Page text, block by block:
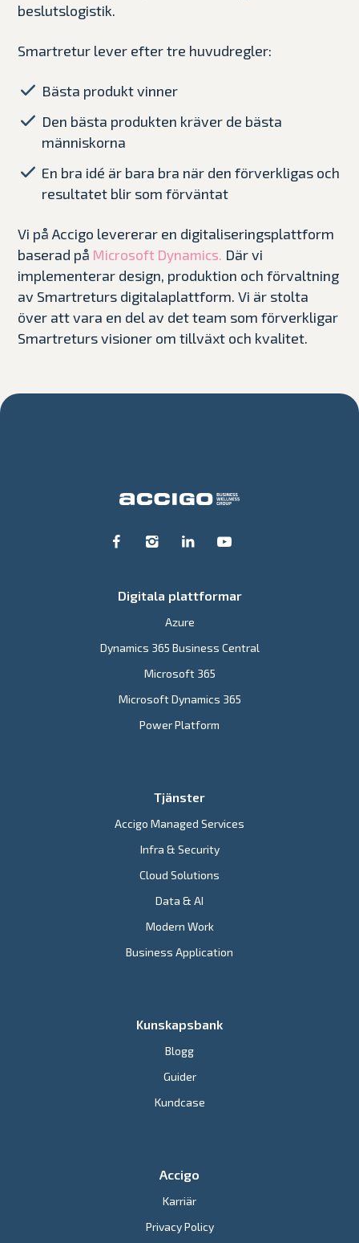
beslutslogistik.
Smartretur lever efter tre huvudregler:
Bästa produkt vinner
Den bästa produkten kräver de bästa
människorna
En bra idé är bara bra när den förverkligas och
resultatet blir som förväntat
Vi på Accigo levererar en digitaliseringsplattform
baserad på Microsoft Dynamics. Där vi
implementerar design, produktion och förvaltning
av Smartreturs digitalaplattform. Vi är stolta
över att vara en del av det team som förverkligar
Smartreturs visioner om tillväxt och kvalitet.
Digitala plattformar
Azure
Dynamics 365 Business Central
Microsoft 365
Microsoft Dynamics 365
Power Platform
Tjänster
Accigo Managed Services
Infra & Security
Cloud Solutions
Data & AI
Modern Work
Business Application
Kunskapsbank
Blogg
Guider
Kundcase
Accigo
Karriär
Privacy Policy